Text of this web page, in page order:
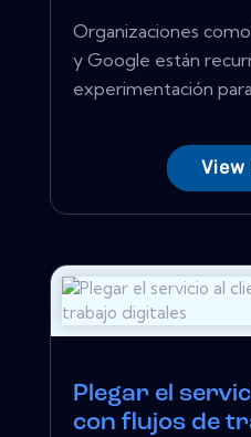
Organizaciones
y Google están
experimentación para
View
Plegar el
con flujos de